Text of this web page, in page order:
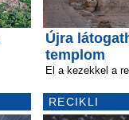
Újra
templom
El a kezekkel a
RECIKLI